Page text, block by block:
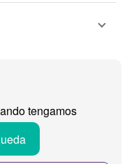
tengamos